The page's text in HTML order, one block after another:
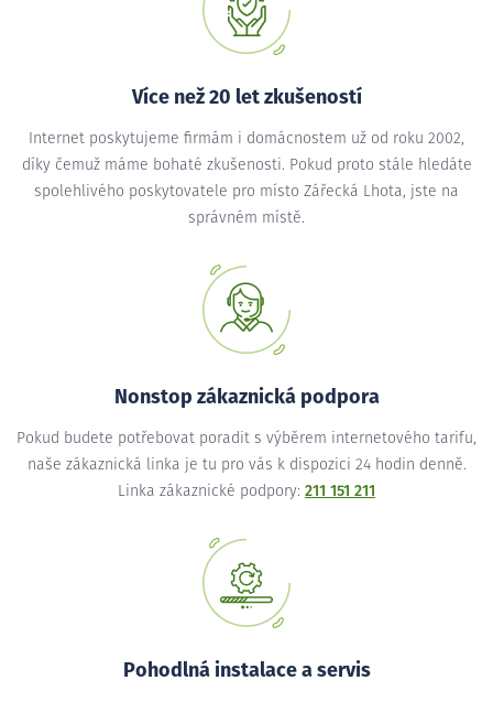
Více než 20 let zkušeností
Internet poskytujeme firmám i domácnostem už od roku 2002,
díky čemuž máme bohaté zkušenosti. Pokud proto stále hledáte
spolehlivého poskytovatele pro místo Zářecká Lhota, jste na
správném místě.
Nonstop zákaznická podpora
Pokud budete potřebovat poradit s výběrem internetového tarifu,
naše zákaznická linka je tu pro vás k dispozici 24 hodin denně.
Linka zákaznické podpory: 211 151 211
Pohodlná instalace a servis